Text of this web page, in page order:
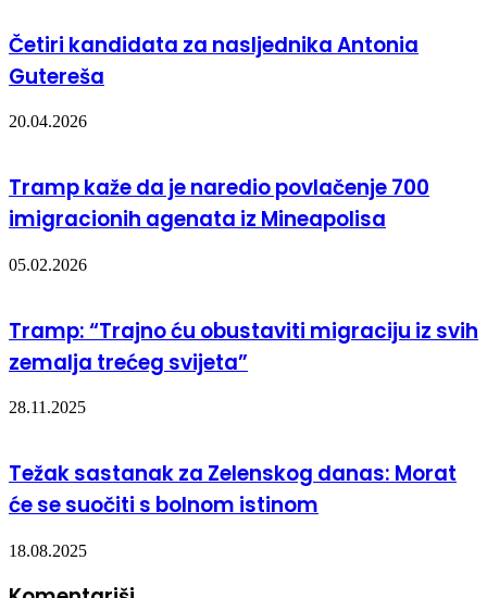
Četiri kandidata za nasljednika Antonia
Gutereša
20.04.2026
Tramp kaže da je naredio povlačenje 700
imigracionih agenata iz Mineapolisa
05.02.2026
Tramp: “Trajno ću obustaviti migraciju iz svih
zemalja trećeg svijeta”
28.11.2025
Težak sastanak za Zelenskog danas: Morat
će se suočiti s bolnom istinom
18.08.2025